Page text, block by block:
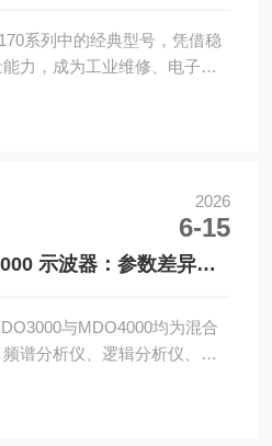
系列中的经典型号，凭借稳
力，成为工业维修、电子调
确差异，直接影响不同用户
效值交流电压/电流测量，可
量需求。二者均配备背光显
度快，可快速捕捉瞬态信
2026
6-15
示波器：参数差异与
与MDO4000均为混合
谱分析仪、逻辑分析仪、函
二者分属入门产品线，在带